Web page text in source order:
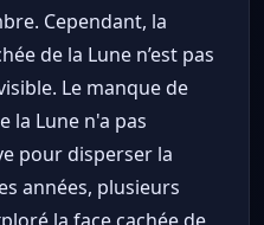
Cependant, la
de la Lune n’est pas
Le manque de
la Lune n'a pas
pour disperser la
années, plusieurs